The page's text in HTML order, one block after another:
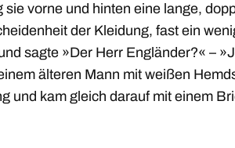
vorne und hinten eine lange,
der Kleidung, fast ein
sagte »Der Herr Engländer?« –
älteren Mann mit weißen
und kam gleich darauf mit einem